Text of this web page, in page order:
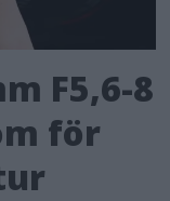
F5,6-8
för